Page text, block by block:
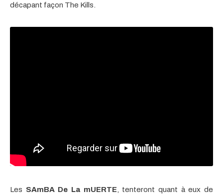
décapant façon The Kills.
Les SAmBA De La mUERTE , tenteront quant à eux de